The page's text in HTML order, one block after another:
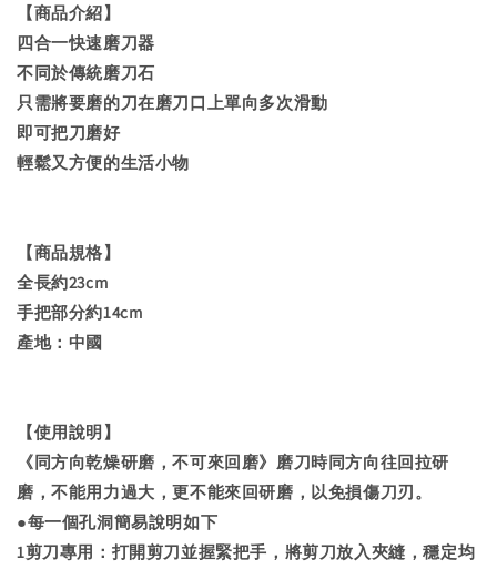
【商品介紹】
四合一快速磨刀器
不同於傳統磨刀石
只需將要磨的刀在磨刀口上單向多次滑動
即可把刀磨好
輕鬆又方便的生活小物
【商品規格】
全長約23cm
手把部分約14cm
產地：中國
【使用說明】
《同方向乾燥研磨，不可來回磨》磨刀時同方向往回拉研
磨，不能用力過大，更不能來回研磨，以免損傷刀刃。
●每一個孔洞簡易說明如下
1剪刀專用：打開剪刀並握緊把手，將剪刀放入夾縫，穩定均